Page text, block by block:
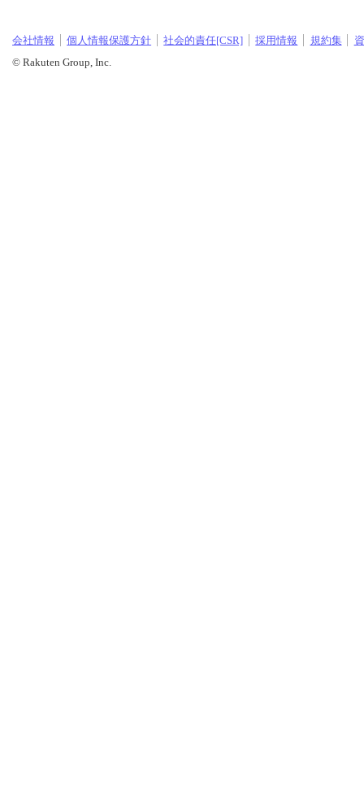
会社情報 個人情報保護方針 社会的責任[CSR] 採用情報 規約集
© Rakuten Group, Inc.